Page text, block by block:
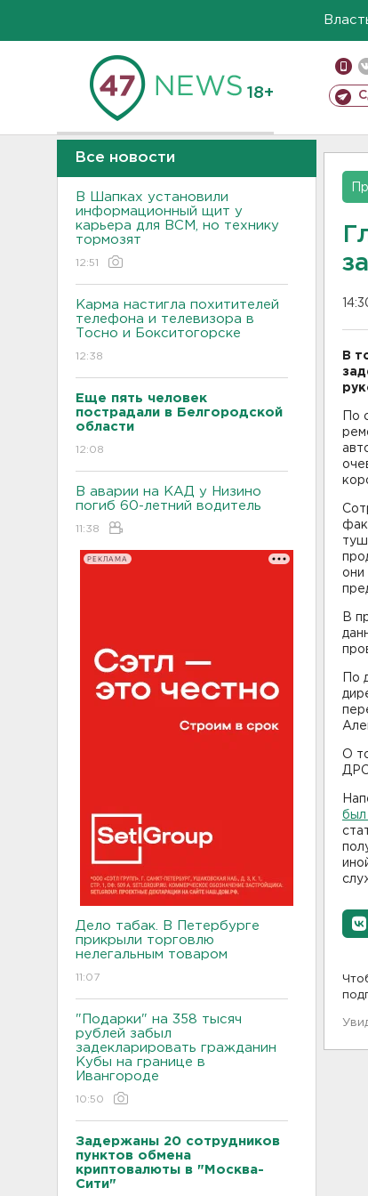
18+
Все новости
В Шапках установили
информационный щит у
карьера для ВСМ, но технику
тормозят
12:51
Карма настигла похитителей
телефона и телевизора в
Тосно и Бокситогорске
12:38
Еще пять человек
пострадали в Белгородской
области
12:08
В аварии на КАД у Низино
погиб 60-летний водитель
11:38
РЕКЛАМА
Дело табак. В Петербурге
прикрыли торговлю
нелегальным товаром
11:07
"Подарки" на 358 тысяч
рублей забыл
задекларировать гражданин
Кубы на границе в
Ивангороде
10:50
Задержаны 20 сотрудников
пунктов обмена
криптовалюты в "Москва-
Сити"
В
По
они
В
По
О
был